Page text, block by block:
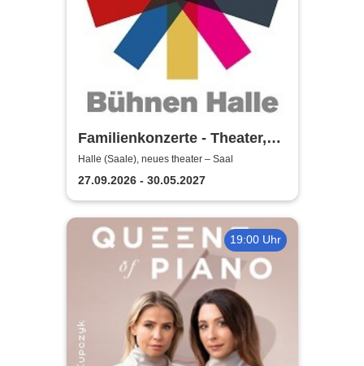
Familienkonzerte - Theater,
Oper und Orchester Halle
Halle (Saale), neues theater – Saal
27.09.2026 - 30.05.2027
19:00 Uhr